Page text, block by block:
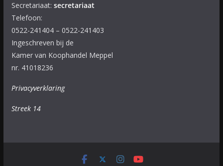
Secretariaat: secretariaat
Telefoon:
0522-241404 – 0522-241403
Ingeschreven bij de
Kamer van Koophandel Meppel
nr. 41018236
Privacyverklaring
Streek 14